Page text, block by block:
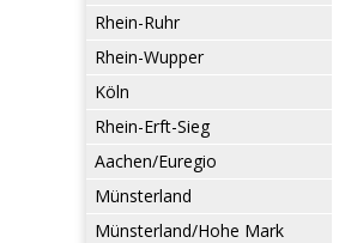
Rhein-Ruhr
Rhein-Wupper
Köln
Rhein-Erft-Sieg
Aachen/Euregio
Münsterland
Münsterland/Hohe Mark